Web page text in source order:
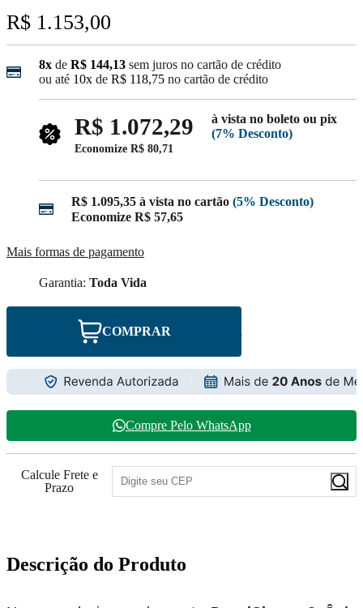
R$ 1.153,00
8x de R$ 144,13 sem juros no cartão de crédito
ou até 10x de R$ 118,75 no cartão de crédito
R$ 1.072,29
à vista no boleto ou pix
(7% Desconto)
Economize R$ 80,71
R$ 1.095,35 à vista no cartão (5% Desconto)
Economize R$ 57,65
Mais formas de pagamento
Garantia: Toda Vida
COMPRAR
Compre Pelo WhatsApp
Calcule Frete e
Prazo
Descrição do Produto